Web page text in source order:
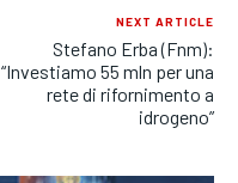
NEXT ARTICLE
Stefano Erba (Fnm):
“Investiamo 55 mln per una
rete di rifornimento a
idrogeno”